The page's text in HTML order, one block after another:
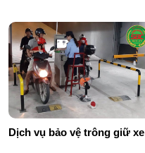
Dịch vụ bảo vệ trông giữ xe